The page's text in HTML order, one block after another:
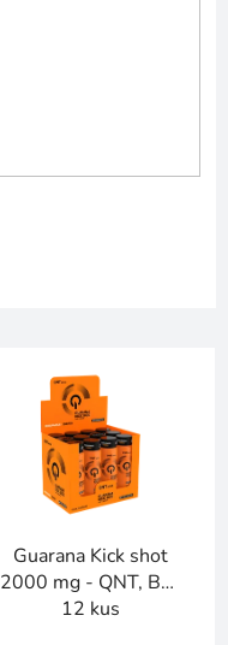
Guarana Kick shot
2000 mg - QNT, Box
12 kus